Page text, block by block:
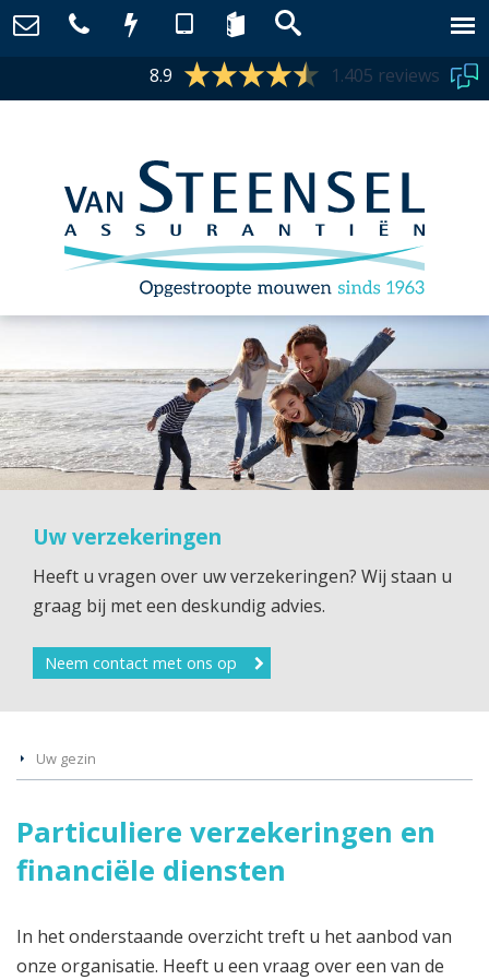
8.9 1.405 reviews
Uw verzekeringen
Heeft u vragen over uw verzekeringen? Wij staan u
graag bij met een deskundig advies.
Neem contact met ons op
Uw gezin
Particuliere verzekeringen en
financiële diensten
In het onderstaande overzicht treft u het aanbod van
onze organisatie. Heeft u een vraag over een van de